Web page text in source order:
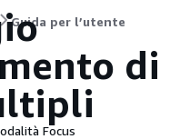
Guida per l’utente
di
Focus